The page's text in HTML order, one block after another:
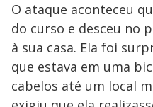
O ataque aconteceu
do curso e desceu no
à sua casa. Ela foi
que estava em uma
cabelos até um local